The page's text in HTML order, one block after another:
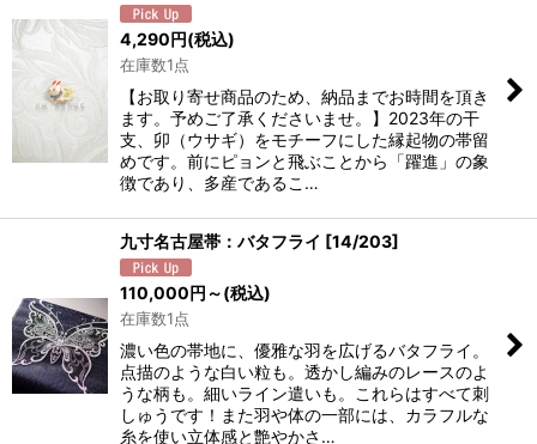
4,290円(税込)
在庫数1点
【お取り寄せ商品のため、納品までお時間を頂き
ます。予めご了承くださいませ。】2023年の干
支、卯（ウサギ）をモチーフにした縁起物の帯留
めです。前にピョンと飛ぶことから「躍進」の象
徴であり、多産であるこ…
九寸名古屋帯：バタフライ [14/203]
110,000円 ～(税込)
在庫数1点
濃い色の帯地に、優雅な羽を広げるバタフライ。
点描のような白い粒も。透かし編みのレースのよ
うな柄も。細いライン遣いも。これらはすべて刺
しゅうです！また羽や体の一部には、カラフルな
糸を使い立体感と艶やかさ…